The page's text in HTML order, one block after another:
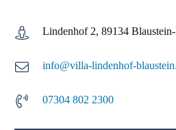
Lindenhof 2, 89134
info@villa-lindenhof-
07304 802 2300